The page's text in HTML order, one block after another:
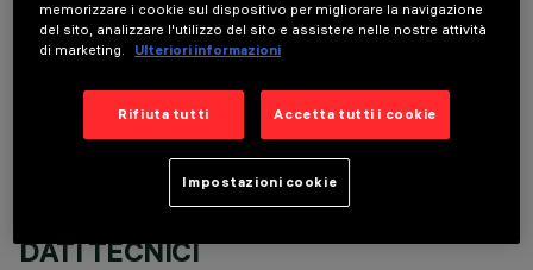
DATI TECNICI
memorizzare i cookie sul dispositivo per migliorare la navigazione
del sito, analizzare l'utilizzo del sito e assistere nelle nostre attività
di marketing. Ulteriori informazioni
Rifiuta tutti Accetta tutti i cookie
Impostazioni cookie